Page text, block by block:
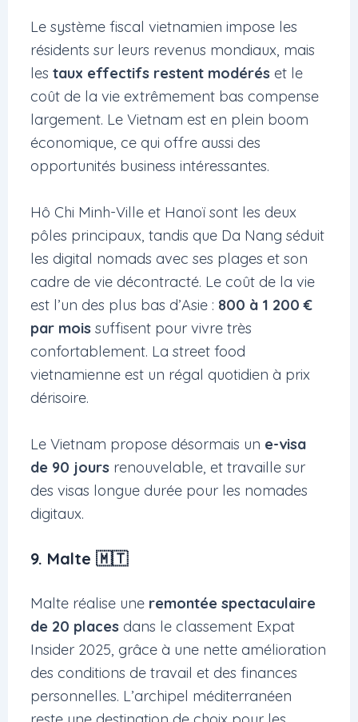
Le système fiscal vietnamien impose les
résidents sur leurs revenus mondiaux, mais
lestaux effectifs restent modérés et le
coût de la vie extrêmement bas compense
largement. Le Vietnam est en plein boom
économique, ce qui offre aussi des
opportunités business intéressantes.
Hô Chi Minh-Ville et Hanoï sont les deux
pôles principaux, tandis que Da Nang séduit
les digital nomads avec ses plages et son
cadre de vie décontracté. Le coût de la vie
est l’un des plus bas d’Asie : 800 à 1 200 €
par mois suffisent pour vivre très
confortablement. La street food
vietnamienne est un régal quotidien à prix
dérisoire.
Le Vietnam propose désormais un e-visa
de 90 jours renouvelable, et travaille sur
des visas longue durée pour les nomades
digitaux.
9. Malte 🇲🇹
Malte réalise une remontée spectaculaire
de 20 places dans le classement Expat
Insider 2025, grâce à une nette amélioration
des conditions de travail et des finances
personnelles. L’archipel méditerranéen